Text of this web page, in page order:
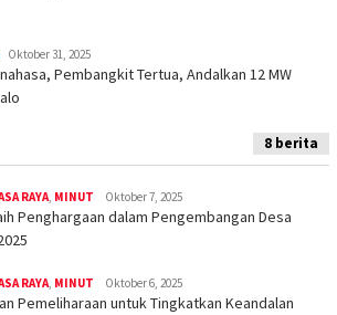
Oktober 31, 2025
Pembangkit Tertua, Andalkan 12 MW
8 berita
RAYA, MINUT Oktober 7, 2025
Penghargaan dalam Pengembangan Desa
RAYA, MINUT Oktober 6, 2025
Pemeliharaan untuk Tingkatkan Keandalan